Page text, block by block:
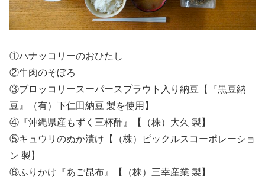
①ハナッコリーのおひたし
②牛肉のそぼろ
③ブロッコリースーパースプラウト入り納豆【『黒豆納
豆』（有）下仁田納豆 製を使用】
④『沖縄県産もずく三杯酢』【（株）大久 製】
⑤キュウリのぬか漬け【（株）ピックルスコーポレーショ
ン 製】
⑥ふりかけ『あご昆布』【（株）三幸産業 製】